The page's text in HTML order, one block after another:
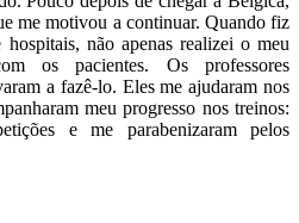
me motivou a continuar. Quando fiz
não apenas realizei o meu
os pacientes. Os professores
a fazê-lo. Eles me ajudaram nos
meu progresso nos treinos:
e me parabenizaram pelos